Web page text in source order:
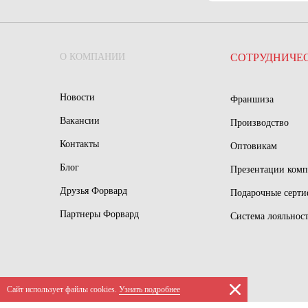
О КОМПАНИИ
Новости
Вакансии
Контакты
Блог
Друзья Форвард
Партнеры Форвард
Франшиза
Производство
Оптовикам
Презентации
Подарочные
Система
Сайт использует файлы сookies. Узнать подробнее